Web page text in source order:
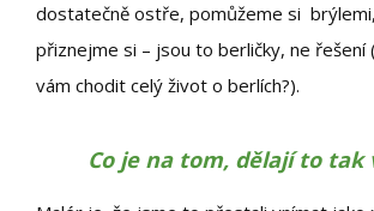
dostatečně ostře, pomůžeme si brýlemi,
přiznejme si – jsou to berličky, ne řešení
vám chodit celý život o berlích?).
Co je na tom, dělají to tak